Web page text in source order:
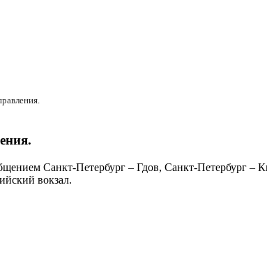
Санкт-Петербург – Гдов, Санкт-Петербург
вокзал.